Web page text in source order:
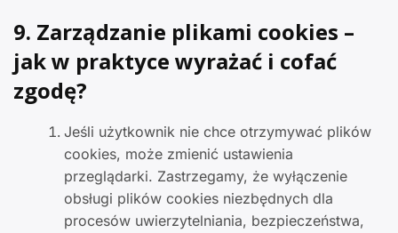
9. Zarządzanie plikami cookies –
jak w praktyce wyrażać i cofać
zgodę?
Jeśli użytkownik nie chce otrzymywać plików
cookies, może zmienić ustawienia
przeglądarki. Zastrzegamy, że wyłączenie
obsługi plików cookies niezbędnych dla
procesów uwierzytelniania, bezpieczeństwa,